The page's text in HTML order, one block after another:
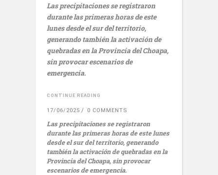
Las precipitaciones se registraron
durante las primeras horas de este
lunes desde el sur del territorio,
generando también la activación de
quebradas en la Provincia del Choapa,
sin provocar escenarios de
emergencia.
CONTINUE READING
17/06/2025 0 COMMENTS
Las precipitaciones se registraron
durante las primeras horas de este lunes
desde el sur del territorio, generando
también la activación de quebradas en la
Provincia del Choapa, sin provocar
escenarios de emergencia.